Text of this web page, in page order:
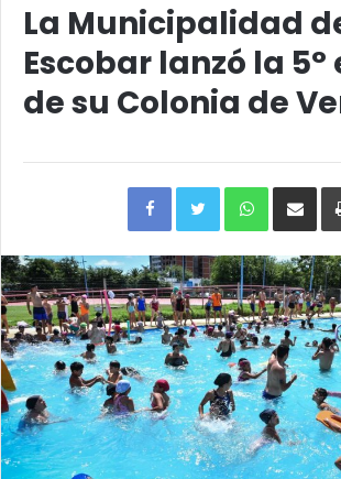
La Municipalidad
Escobar lanzó la
de su Colonia de
FacebookTwitterWhatsApp